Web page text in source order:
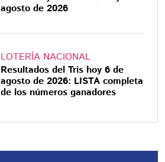
agosto de 2026
LOTERÍA NACIONAL
Resultados del Tris hoy 6 de
agosto de 2026: LISTA completa
de los números ganadores